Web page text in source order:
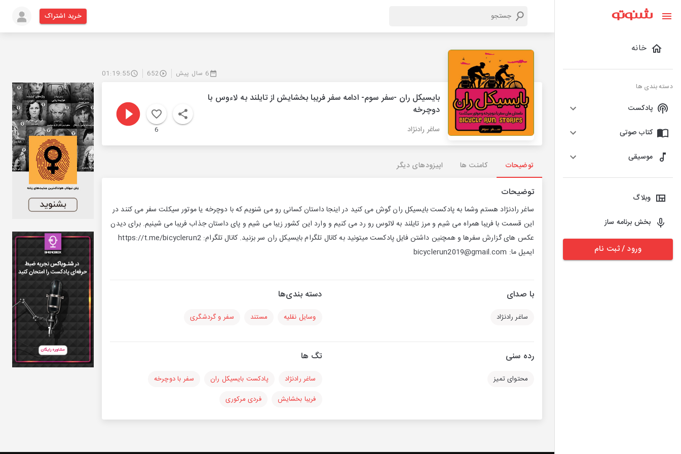
خانه
دسته بندی ها
پادکست
کتاب صوتی
موسیقی
وبلاگ
بخش برنامه ساز
ورود / ثبت نام
خرید اشتراک
6 سال پیش 652
01:19:55
بایسیکل ران -سفر سوم- ادامه سفر فریبا بخشایش از تایلند به لاءوس با
دوچرخه
ساغر رادنژاد 6
توضیحات کامنت ها اپیزودهای دیگر
توضیحات
ساغر رادنژاد هستم وشما به پادکست بایسیکل ران گوش می کنید در اینجا داستان کسانی رو می شنویم که با دوچرخه یا موتور سیکلت سفر می کنند در
این قسمت با فریبا همراه می شیم و مرز تایلند به لائوس رو رد می کنیم و وارد این کشور زیبا می شیم و پای داستان جذاب فریبا می شینیم. برای دیدن
عکس های گزارش سفرها و همچنین داشتن فایل پادکست میتونید به کانال تلگرام بایسیکل ران سر بزنید. کانال تلگرام: https://t.me/bicyclerun2
ایمیل ما: bicyclerun2019@gmail.com
با صدای
ساغر رادنژاد
دسته بندی‌ها
وسایل نقلیه مستند سفر و گردشگری
رده سنی
محتوای تمیز
تگ ها
ساغر رادنژاد پادکست بایسیکل ران
سفر با دوچرخه
فریبا بخشایش
فردی مرکوری